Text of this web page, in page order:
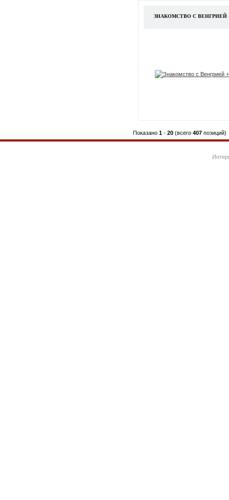
ЗНАКОМСТВО С ВЕНГРИЕЙ
Показано 1 - 20 (всего 407 позиций)